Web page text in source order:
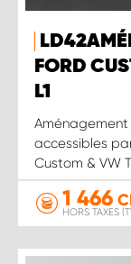
FORD
L1
accessibles
Custom & VW
1 466
HORS TAXES